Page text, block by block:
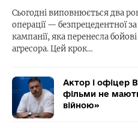
Сьогодні виповнюється два
операції — безпрецедентної
кампанії, яка перенесла
агресора. Цей крок…
Актор і офіцер
фільми не мають
війною»